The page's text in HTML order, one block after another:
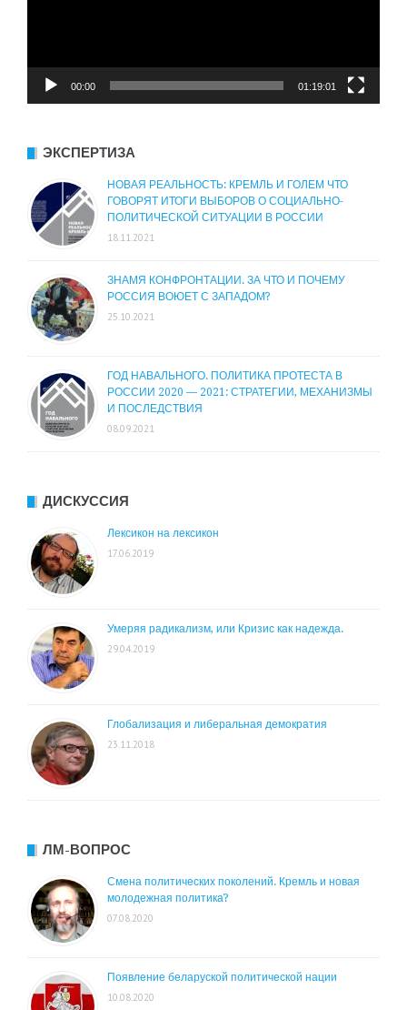
00:00 01:19:01
ЭКСПЕРТИЗА
НОВАЯ РЕАЛЬНОСТЬ: КРЕМЛЬ И ГОЛЕМ ЧТО
ГОВОРЯТ ИТОГИ ВЫБОРОВ О СОЦИАЛЬНО-
ПОЛИТИЧЕСКОЙ СИТУАЦИИ В РОССИИ
18.11.2021
ЗНАМЯ КОНФРОНТАЦИИ. ЗА ЧТО И ПОЧЕМУ
РОССИЯ ВОЮЕТ С ЗАПАДОМ?
25.10.2021
ГОД НАВАЛЬНОГО. ПОЛИТИКА ПРОТЕСТА В
РОССИИ 2020 — 2021: СТРАТЕГИИ, МЕХАНИЗМЫ
И ПОСЛЕДСТВИЯ
08.09.2021
ДИСКУССИЯ
Лексикон на лексикон
17.06.2019
Умеряя радикализм, или Кризис как надежда.
29.04.2019
Глобализация и либеральная демократия
23.11.2018
ЛМ-ВОПРОС
Смена политических поколений. Кремль и новая
молодежная политика?
07.08.2020
Появление беларуской политической нации
10.08.2020